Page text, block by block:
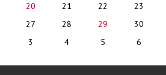
20 21 22
23
27 28 29
30
3 4 5 6